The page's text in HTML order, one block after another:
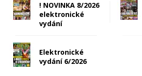
! NOVINKA 8/2026
elektronické
vydání
Elektronické
vydání 6/2026